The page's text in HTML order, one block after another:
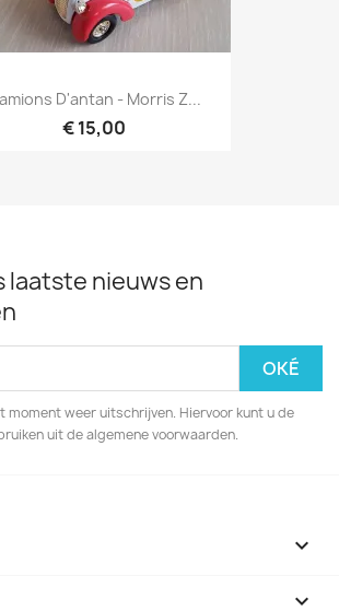
D'antan - Morris Z...
€ 15,00
laatste nieuws en
moment weer uitschrijven. Hiervoor kunt u de
uit de algemene voorwaarden.

